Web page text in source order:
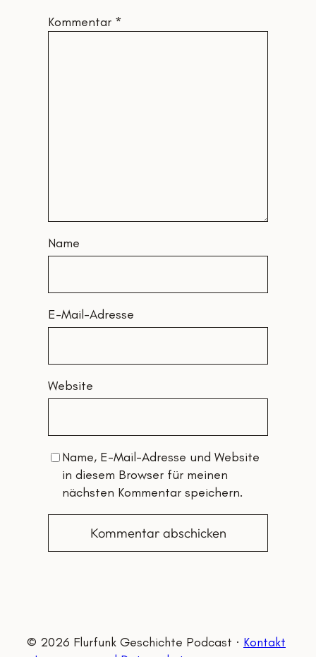
Kommentar *
Name
E-Mail-Adresse
Website
Name, E-Mail-Adresse und Website
in diesem Browser für meinen
nächsten Kommentar speichern.
© 2026 Flurfunk Geschichte Podcast · Kontakt